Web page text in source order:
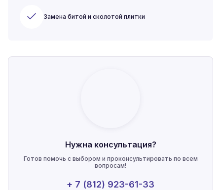
Замена битой и сколотой плитки
Нужна консультация?
Готов помочь с выбором и проконсультировать по всем
вопросам!
+ 7 (812) 923-61-33